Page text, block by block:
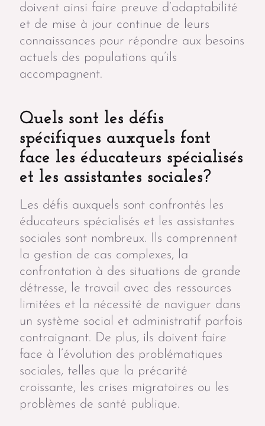
doivent ainsi faire preuve d’adaptabilité
et de mise à jour continue de leurs
connaissances pour répondre aux besoins
actuels des populations qu’ils
accompagnent.
Quels sont les défis
spécifiques auxquels font
face les éducateurs spécialisés
et les assistantes sociales?
Les défis auxquels sont confrontés les
éducateurs spécialisés et les assistantes
sociales sont nombreux. Ils comprennent
la gestion de cas complexes, la
confrontation à des situations de grande
détresse, le travail avec des ressources
limitées et la nécessité de naviguer dans
un système social et administratif parfois
contraignant. De plus, ils doivent faire
face à l’évolution des problématiques
sociales, telles que la précarité
croissante, les crises migratoires ou les
problèmes de santé publique.